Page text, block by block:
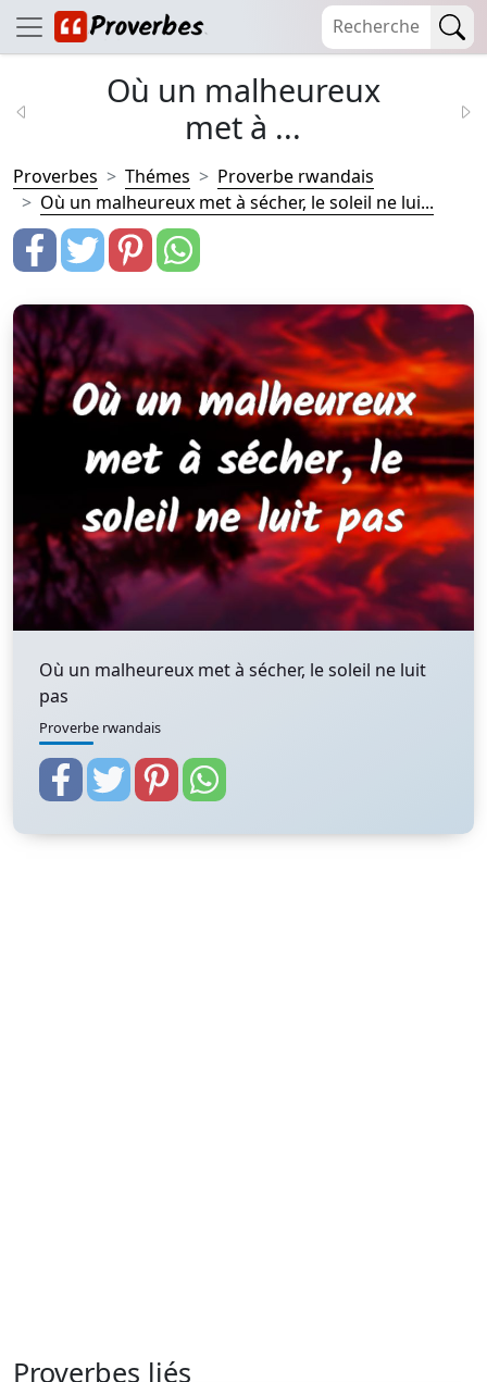
Où un malheureux
met à ...
Proverbes Thémes
Proverbe rwandais
Où un malheureux met à sécher, le soleil ne lui...
Où un malheureux met à sécher, le soleil ne luit
pas
Proverbe rwandais
Proverbes liés